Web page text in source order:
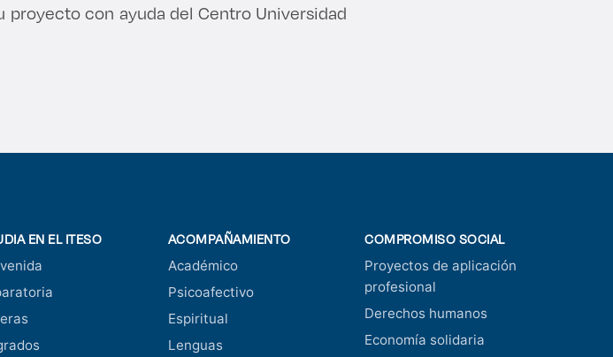
con ayuda del Centro Universidad
EN EL ITESO ACOMPAÑAMIENTO
Académico
Psicoafectivo
Espiritual
Lenguas
COMPROMISO SOCIAL
Proyectos de aplicación
profesional
Derechos humanos
Economía solidaria